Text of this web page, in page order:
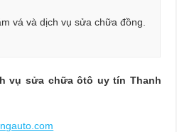
vá và dịch vụ sửa chữa đồng.
vụ sửa chữa ôtô uy tín Thanh